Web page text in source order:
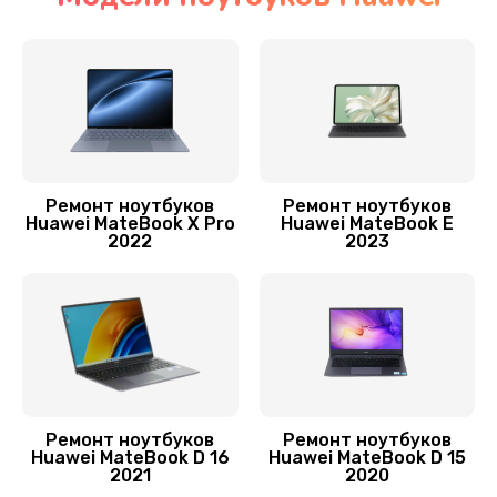
Установка драйверов
Заказать
1760 руб.
Ремонт ноутбуков
Huawei MateBook X Pro
2022
Ремонт ноутбуков
Huawei MateBook E
2023
Ремонт ноутбуков
Huawei MateBook D 16
2021
Ремонт ноутбуков
Huawei MateBook D 15
2020